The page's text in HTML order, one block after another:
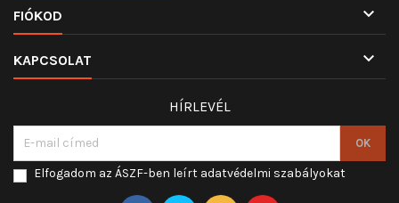
FIÓKOD 
KAPCSOLAT 
HÍRLEVÉL
Elfogadom az ÁSZF-ben leírt adatvédelmi szabályokat